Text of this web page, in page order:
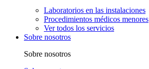
Laboratorios en las instalaciones
Procedimientos médicos menores
Ver todos los servicios
Sobre nosotros
Sobre nosotros